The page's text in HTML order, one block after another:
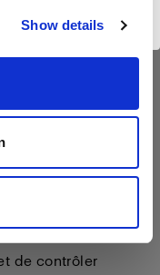
Show details
B10 à la main,
envoyer la
cette fois-ci de
Et je peux même
de contrôler